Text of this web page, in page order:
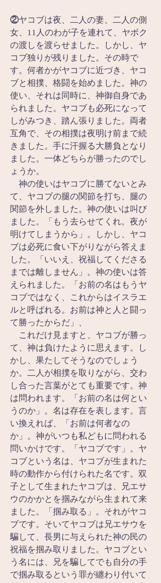
②ヤコブは夜、二人の妻、二人の側
女、11人のわが子を連れて、ヤボク
の渡しを渡らせました。しかし、ヤ
コブ独りが残りました。その時で
す。何者かがヤコブに近づき、ヤコ
ブと相撲、格闘を始めました。神の
使い、それは同時に、神御自身であ
られました。ヤコブも必死になって
しがみつき、踏ん張りました。両者
互角で、その相撲は夜明け前まで続
きました。手に汗握る大勝負となり
ました。一体どちらが勝ったのでし
ょうか。
神の使いはヤコブに勝てないとみ
て、ヤコブの腿の関節を打ち、腿の
関節を外しました。神の使いは叫び
ました。「もう去らせてくれ。夜が
明けてしまうから」。しかし、ヤコ
ブは必死に食い下がりながら答えま
した。「いいえ、祝福してくださる
までは離しません」。神の使いは答
えられました。「お前の名はもうヤ
コブではなく、これからはイスラエ
ルと呼ばれる。お前は神と人と闘っ
て勝ったからだ」、
これだけ見ますと、ヤコブが勝っ
て、神は負けたように思えます。し
かし、果たしてそうなのでしょう
か。二人が相撲を取りながら、交わ
し合った言葉がとても重要です。神
は問われます。「お前の名は何とい
うのか」。名は存在を表します。言
い換えれば、「お前は何者なの
か」。神がいつも私どもに問われる
問いかけです。「ヤコブです」。ヤ
コブという名は、ヤコブが生まれた
時の動作から付けられた名です。双
子として生まれたヤコブは、兄エサ
ウのかかとを掴みながら生まれて来
ました。「掴み取る」。それがヤコ
ブです。そいてヤコブは兄エサウを
騙して、長男に与えられた神の民の
祝福を掴み取りました。ヤコブとい
う名には、兄を騙してでも自分の手
で掴み取るという罪が纏わり付いて